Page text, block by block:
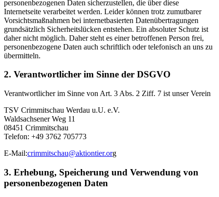
personenbezogenen Daten sicherzustellen, die über diese
Internetseite verarbeitet werden. Leider können trotz zumutbarer
Vorsichtsmaßnahmen bei internetbasierten Datenübertragungen
grundsätzlich Sicherheitslücken entstehen. Ein absoluter Schutz ist
daher nicht möglich. Daher steht es einer betroffenen Person frei,
personenbezogene Daten auch schriftlich oder telefonisch an uns zu
übermitteln.
2. Verantwortlicher im Sinne der DSGVO
Verantwortlicher im Sinne von Art. 3 Abs. 2 Ziff. 7 ist unser Verein
TSV Crimmitschau Werdau u.U. e.V.
Waldsachsener Weg 11
08451 Crimmitschau
Telefon: +49 3762 705773
E-Mail:crimmitschau@aktiontier.org
3. Erhebung, Speicherung und Verwendung von
personenbezogenen Daten